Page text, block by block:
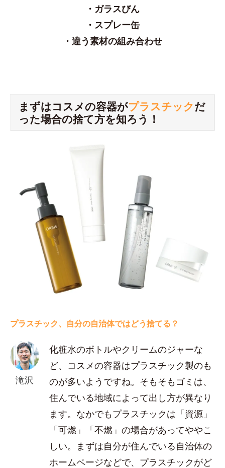
・ガラスびん
・スプレー缶
・違う素材の組み合わせ
まずはコスメの容器がプラスチックだ
った場合の捨て方を知ろう！
プラスチック、自分の自治体ではどう捨てる？
滝沢
化粧水のボトルやクリームのジャーな
ど、コスメの容器はプラスチック製のも
のが多いようですね。そもそもゴミは、
住んでいる地域によって出し方が異なり
ます。なかでもプラスチックは「資源」
「可燃」「不燃」の場合があってややこ
しい。まずは自分が住んでいる自治体の
ホームページなどで、プラスチックがど